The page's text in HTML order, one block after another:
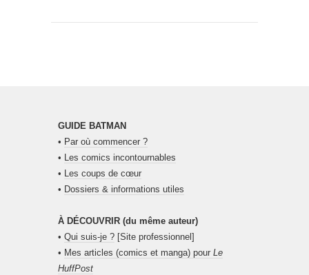
GUIDE BATMAN
• Par où commencer ?
•
Les comics incontournables
•
Les coups de cœur
• Dossiers & informations utiles
À DÉCOUVRIR (du même auteur)
• Qui suis-je ? [Site professionnel]
• Mes articles (comics et manga) pour Le
HuffPost